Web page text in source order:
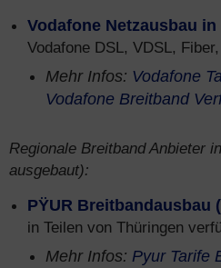
Vodafone Netzausbau
Vodafone DSL, VDSL,
Mehr Infos: Vodafone
Vodafone Breitband
Regionale Breitband Anbieter
ausgebaut):
PŸUR Breitbandausbau
in Teilen von Thüringen
Mehr Infos: Pyur Tarife